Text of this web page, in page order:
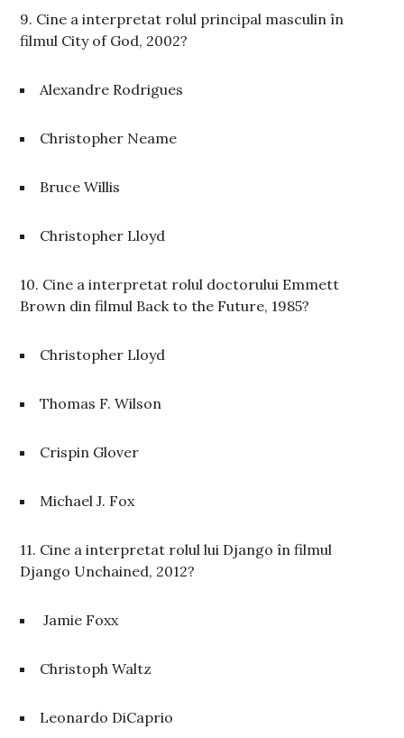
9. Cine a interpretat rolul principal masculin în
filmul City of God, 2002?
Alexandre Rodrigues
Christopher Neame
Bruce Willis
Christopher Lloyd
10. Cine a interpretat rolul doctorului Emmett
Brown din filmul Back to the Future, 1985?
Christopher Lloyd
Thomas F. Wilson
Crispin Glover
Michael J. Fox
11. Cine a interpretat rolul lui Django în filmul
Django Unchained, 2012?
Jamie Foxx
Christoph Waltz
Leonardo DiCaprio